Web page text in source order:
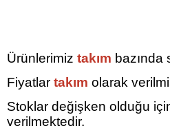
Ürünlerimiz takım bazında
Fiyatlar takım olarak
Stoklar değişken olduğu
verilmektedir.